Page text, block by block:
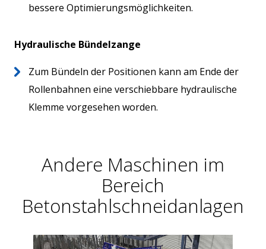
bessere Optimierungsmöglichkeiten.
Hydraulische Bündelzange
Zum Bündeln der Positionen kann am Ende der
Rollenbahnen eine verschiebbare hydraulische
Klemme vorgesehen worden.
Andere Maschinen im
Bereich
Betonstahlschneidanlagen